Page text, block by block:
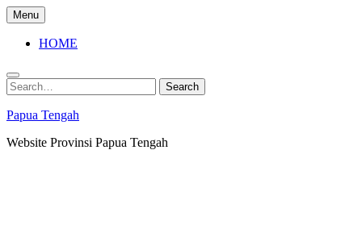
Skip
to
content
Menu
HOME
Search
for:
Search
Papua Tengah
Website Provinsi Papua Tengah